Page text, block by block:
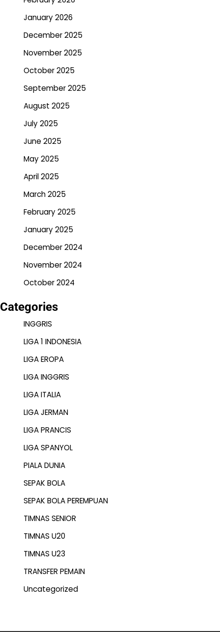
January 2026
December 2025
November 2025
October 2025
September 2025
August 2025
July 2025
June 2025
May 2025
April 2025
March 2025
February 2025
January 2025
December 2024
November 2024
October 2024
Categories
INGGRIS
LIGA 1 INDONESIA
LIGA EROPA
LIGA INGGRIS
LIGA ITALIA
LIGA JERMAN
LIGA PRANCIS
LIGA SPANYOL
PIALA DUNIA
SEPAK BOLA
SEPAK BOLA PEREMPUAN
TIMNAS SENIOR
TIMNAS U20
TIMNAS U23
TRANSFER PEMAIN
Uncategorized